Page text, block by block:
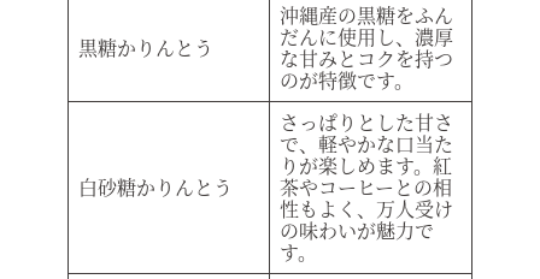
黒糖かりんとう
沖縄産の黒糖をふん
だんに使用し、濃厚
な甘みとコクを持つ
のが特徴です。
白砂糖かりんとう
さっぱりとした甘さ
で、軽やかな口当た
りが楽しめます。紅
茶やコーヒーとの相
性もよく、万人受け
の味わいが魅力で
す。